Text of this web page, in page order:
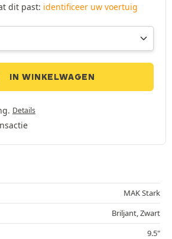
dit past: identificeer uw voertuig
IN WINKELWAGEN
Details
MAK Stark
Briljant, Zwart
9.5"